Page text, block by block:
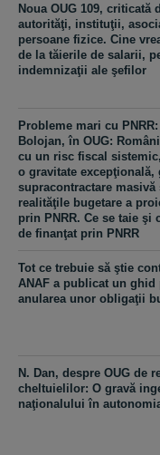
Noua OUG 109, criticată
autorităţi, instituţii,
persoane fizice. Cine
de la tăierile de salarii,
indemnizaţii ale şefilor
Probleme mari cu
Bolojan, în OUG:
cu un risc fiscal
o gravitate excepţională,
supracontractare masivă
realităţile bugetare a
prin PNRR. Ce se taie şi
de finanţat prin PNRR
Tot ce trebuie să ştie
ANAF a publicat un ghid
anularea unor obligaţii
N. Dan, despre OUG de
cheltuielilor: O gravă
naţionalului în